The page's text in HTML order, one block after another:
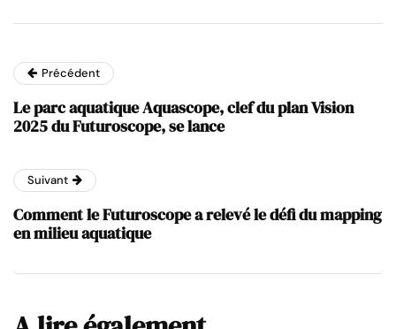
Précédent
Le parc aquatique Aquascope, clef du plan Vision
2025 du Futuroscope, se lance
Suivant
Comment le Futuroscope a relevé le défi du mapping
en milieu aquatique